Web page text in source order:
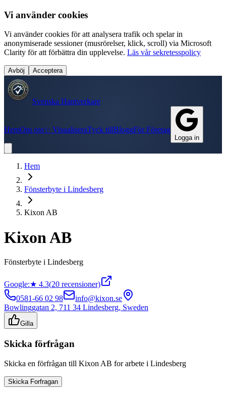
Vi använder cookies
Vi använder cookies för att analysera trafik och spelar in
anonymiserade sessioner (musrörelser, klick, scroll) via Microsoft
Clarity för att förbättra din upplevelse. Läs vår sekretesspolicy
Avböj Acceptera
Svenska Hantverkare
HemOm oss✨ VisualiseraTyck tillBloggFör Företag
Logga in
Hem
Fönsterbyte i Lindesberg
Kixon AB
Kixon AB
Fönsterbyte i Lindesberg
Google:★ 4.3(20 recensioner)
0581-66 02 98
info@kixon.se
Bowlinggatan 2, 711 34 Lindesberg, Sweden
Gilla
Skicka förfrågan
Skicka en förfrågan till Kixon AB for arbete i Lindesberg
Skicka Forfragan